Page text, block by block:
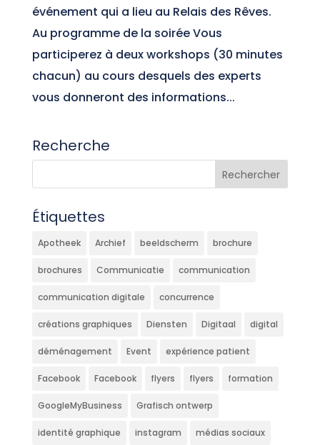
événement qui a lieu au Relais des Rêves.
Au programme de la soirée Vous
participerez à deux workshops (30 minutes
chacun) au cours desquels des experts
vous donneront des informations...
Recherche
Étiquettes
Apotheek Archief beeldscherm brochure
brochures Communicatie communication
communication digitale concurrence
créations graphiques Diensten Digitaal digital
déménagement Event expérience patient
Facebook Facebook flyers flyers formation
GoogleMyBusiness Grafisch ontwerp
identité graphique instagram médias sociaux